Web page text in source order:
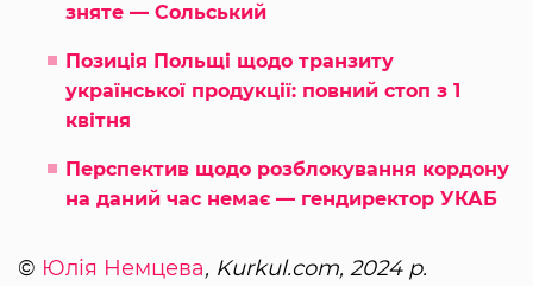
зняте — Сольський
Позиція Польщі щодо транзиту
української продукції: повний стоп з 1
квітня
Перспектив щодо розблокування кордону
на даний час немає — гендиректор УКАБ
© Юлія Немцева, Kurkul.com, 2024 р.